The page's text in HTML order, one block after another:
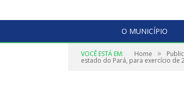
O MUNICÍPIO
VOCÊ ESTÁ EM: Home »
estado do Pará, para exercício de